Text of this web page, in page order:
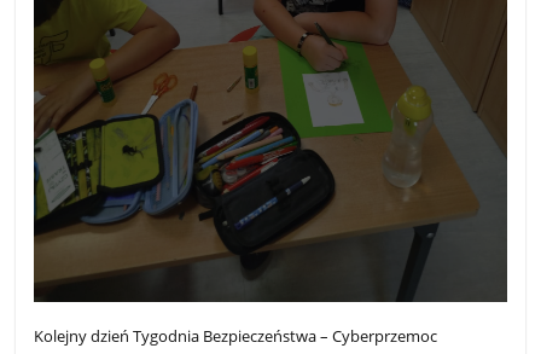
Kolejny dzień Tygodnia Bezpieczeństwa – Cyberprzemoc